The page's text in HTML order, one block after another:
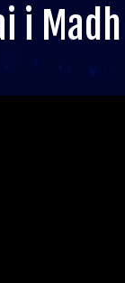
i Madh